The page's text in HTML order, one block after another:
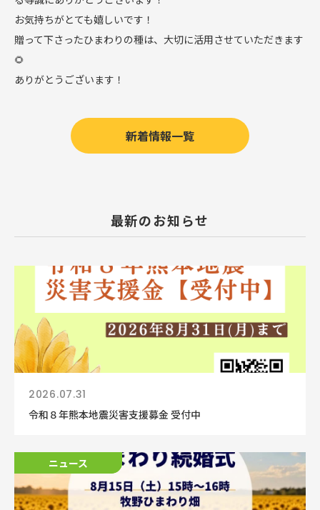
お気持ちがとても嬉しいです！
贈って下さったひまわりの種は、大切に活用させていただきます
🌻
ありがとうございます！
新着情報一覧
最新のお知らせ
2026.07.31
令和８年熊本地震災害支援募金 受付中
ニュース
ニュース